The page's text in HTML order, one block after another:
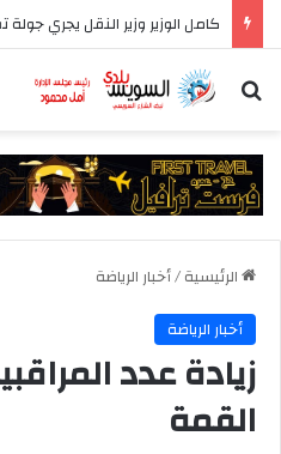
كامل الوزير وزير النقل يجري
بحث عن
الرئيسية/أخبار الرياضة
أخبار الرياضة
زيادة عدد
القمة